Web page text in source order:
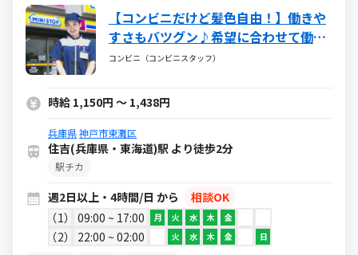
【コンビニだけど髪色自由！】働きや
すさもバツグン♪希望に合わせて働け
るミニストップ☆バイトデビューも大
コンビニ（コンビニスタッフ）
時給 1,150円 ～ 1,438円
兵庫県神戸市東灘区
住吉(兵庫県・東海道)駅 より徒歩2分
駅チカ
週2日以上・4時間/日 から
相談OK
1
09:00 ~ 17:00 月 火 水 木 金
2 22:00 ~ 02:00 火 水 木 金 日